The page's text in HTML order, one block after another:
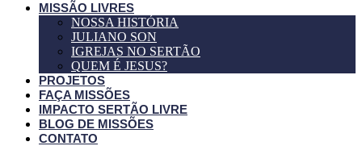
MISSÃO LIVRES
NOSSA HISTÓRIA
JULIANO SON
IGREJAS NO SERTÃO
QUEM É JESUS?
PROJETOS
FAÇA MISSÕES
IMPACTO SERTÃO LIVRE
BLOG DE MISSÕES
CONTATO